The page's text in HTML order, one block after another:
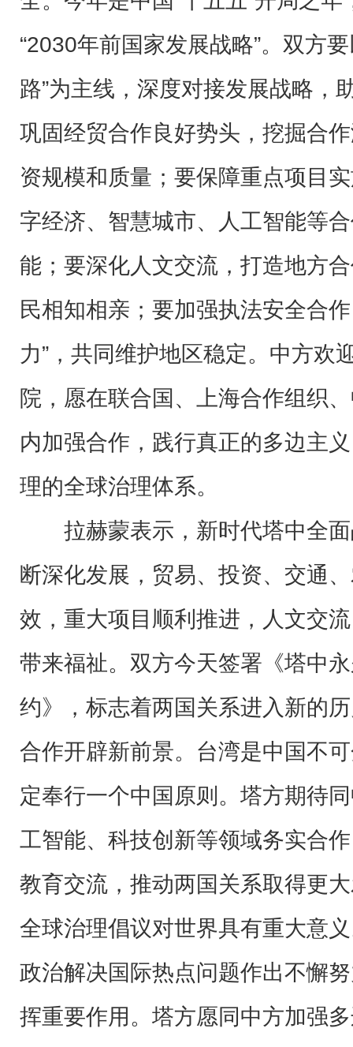
“2030年前国家发展战略”。双方
路”为主线，深度对接发展战略，
巩固经贸合作良好势头，挖掘合
资规模和质量；要保障重点项目
字经济、智慧城市、人工智能等
能；要深化人文交流，打造地方
民相知相亲；要加强执法安全合
力”，共同维护地区稳定。中方欢
院，愿在联合国、上海合作组织
内加强合作，践行真正的多边主
理的全球治理体系。
拉赫蒙表示，新时代塔中全
断深化发展，贸易、投资、交通
效，重大项目顺利推进，人文交
带来福祉。双方今天签署《塔中
约》，标志着两国关系进入新的
合作开辟新前景。台湾是中国不
定奉行一个中国原则。塔方期待
工智能、科技创新等领域务实合
教育交流，推动两国关系取得更
全球治理倡议对世界具有重大意
政治解决国际热点问题作出不懈
挥重要作用。塔方愿同中方加强